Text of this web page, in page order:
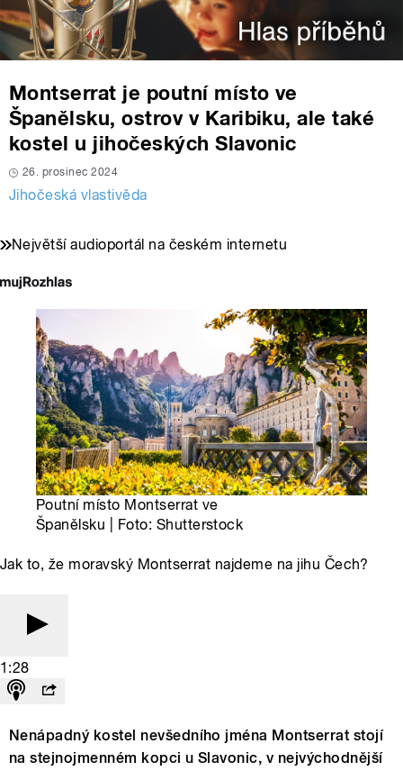
Montserrat je poutní místo ve
Španělsku, ostrov v Karibiku, ale také
kostel u jihočeských Slavonic
26. prosinec 2024
Jihočeská vlastivěda
Největší audioportál na českém internetu
Poutní místo Montserrat ve
Španělsku | Foto: Shutterstock
Jak to, že moravský Montserrat najdeme na jihu Čech?
1:28
Nenápadný kostel nevšedního jména Montserrat stojí
na stejnojmenném kopci u Slavonic, v nejvýchodnější